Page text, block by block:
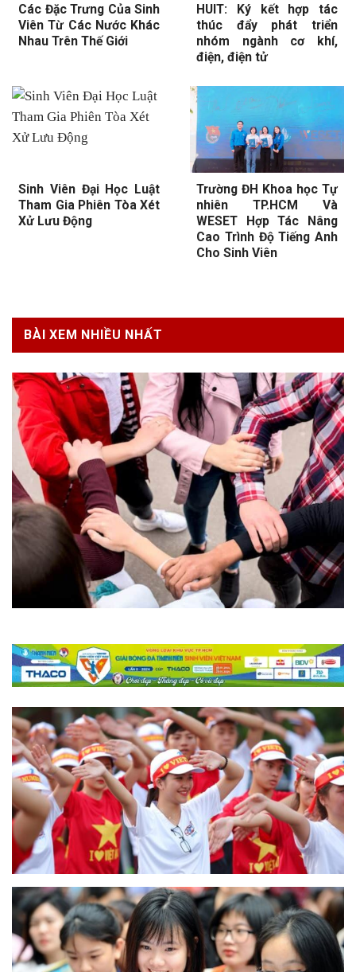
Các Đặc Trưng Của Sinh
Viên Từ Các Nước Khác
Nhau Trên Thế Giới
HUIT: Ký kết hợp tác
thúc đẩy phát triển
nhóm ngành cơ khí,
điện, điện tử
Sinh Viên Đại Học Luật
Tham Gia Phiên Tòa Xét
Xử Lưu Động
Trường ĐH Khoa học Tự
nhiên TP.HCM Và
WESET Hợp Tác Nâng
Cao Trình Độ Tiếng Anh
Cho Sinh Viên
BÀI XEM NHIỀU NHẤT